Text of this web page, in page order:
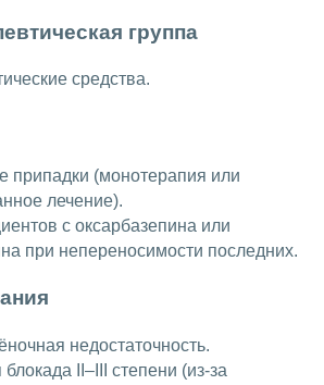
группа
средства.
припадки (монотерапия или
лечение).
с оксарбазепина или
при непереносимости последних.
недостаточность.
II–III степени (из-за